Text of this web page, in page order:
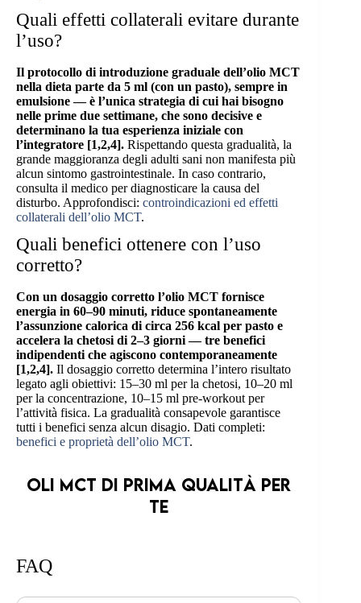
Quali effetti collaterali evitare durante
l’uso?
Il protocollo di introduzione graduale dell’olio MCT
nella dieta parte da 5 ml (con un pasto), sempre in
emulsione — è l’unica strategia di cui hai bisogno
nelle prime due settimane, che sono decisive e
determinano la tua esperienza iniziale con
l’integratore [1,2,4]. Rispettando questa gradualità, la
grande maggioranza degli adulti sani non manifesta più
alcun sintomo gastrointestinale. In caso contrario,
consulta il medico per diagnosticare la causa del
disturbo. Approfondisci: controindicazioni ed effetti
collaterali dell’olio MCT.
Quali benefici ottenere con l’uso
corretto?
Con un dosaggio corretto l’olio MCT fornisce
energia in 60–90 minuti, riduce spontaneamente
l’assunzione calorica di circa 256 kcal per pasto e
accelera la chetosi di 2–3 giorni — tre benefici
indipendenti che agiscono contemporaneamente
[1,2,4]. Il dosaggio corretto determina l’intero risultato
legato agli obiettivi: 15–30 ml per la chetosi, 10–20 ml
per la concentrazione, 10–15 ml pre-workout per
l’attività fisica. La gradualità consapevole garantisce
tutti i benefici senza alcun disagio. Dati completi:
benefici e proprietà dell’olio MCT.
Oli MCT di prima qualità per
te
FAQ